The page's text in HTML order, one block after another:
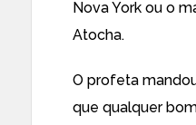
Nova York ou o
Atocha.
O profeta
que qualquer